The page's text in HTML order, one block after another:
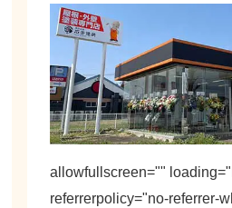
allowfullscreen=""
referrerpolicy="no-referrer-